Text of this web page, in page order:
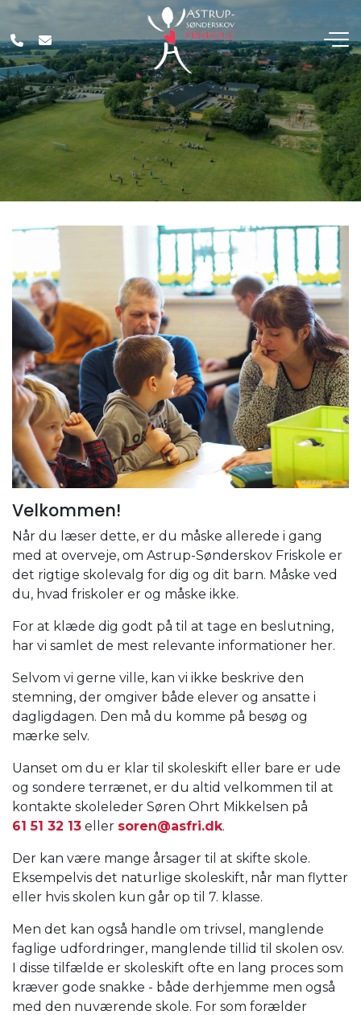
Gå
hovedindhold
Velkommen!
Når du læser dette, er du måske allerede i gang
med at overveje, om Astrup-Sønderskov Friskole er
det rigtige skolevalg for dig og dit barn. Måske ved
du, hvad friskoler er og måske ikke.
For at klæde dig godt på til at tage en beslutning,
har vi samlet de mest relevante informationer her.
Selvom vi gerne ville, kan vi ikke beskrive den
stemning, der omgiver både elever og ansatte i
dagligdagen. Den må du komme på besøg og
mærke selv.
Uanset om du er klar til skoleskift eller bare er ude
og sondere terrænet, er du altid velkommen til at
kontakte skoleleder Søren Ohrt Mikkelsen på
61 51 32 13 eller soren@asfri.dk.
Der kan være mange årsager til at skifte skole.
Eksempelvis det naturlige skoleskift, når man flytter
eller hvis skolen kun går op til 7. klasse.
Men det kan også handle om trivsel, manglende
faglige udfordringer, manglende tillid til skolen osv.
I disse tilfælde er skoleskift ofte en lang proces som
kræver gode snakke - både derhjemme men også
med den nuværende skole. For som forælder